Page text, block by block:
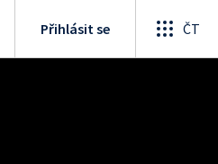
Přihlásit se ČT